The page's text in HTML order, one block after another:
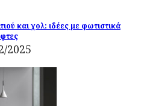
και χολ: ιδέες με φωτιστικά
2025